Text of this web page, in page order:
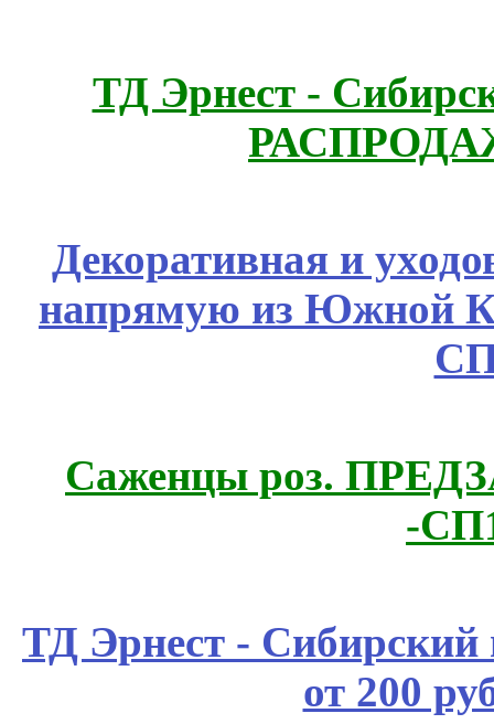
ТД Эрнест -
Декоративная и
напрямую из
Саженцы роз.
-
ТД Эрнест - Сибирский
от 200